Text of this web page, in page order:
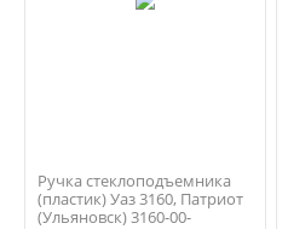
Ручка стеклоподъемника
(пластик) Уаз 3160, Патриот
(Ульяновск) 3160-00-